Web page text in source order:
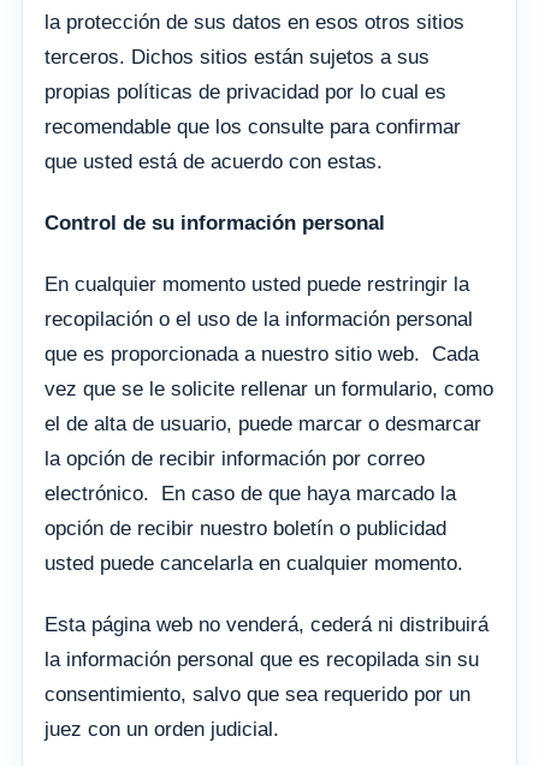
la protección de sus datos en esos otros sitios
terceros. Dichos sitios están sujetos a sus
propias políticas de privacidad por lo cual es
recomendable que los consulte para confirmar
que usted está de acuerdo con estas.
Control de su información personal
En cualquier momento usted puede restringir la
recopilación o el uso de la información personal
que es proporcionada a nuestro sitio web. Cada
vez que se le solicite rellenar un formulario, como
el de alta de usuario, puede marcar o desmarcar
la opción de recibir información por correo
electrónico. En caso de que haya marcado la
opción de recibir nuestro boletín o publicidad
usted puede cancelarla en cualquier momento.
Esta página web no venderá, cederá ni distribuirá
la información personal que es recopilada sin su
consentimiento, salvo que sea requerido por un
juez con un orden judicial.